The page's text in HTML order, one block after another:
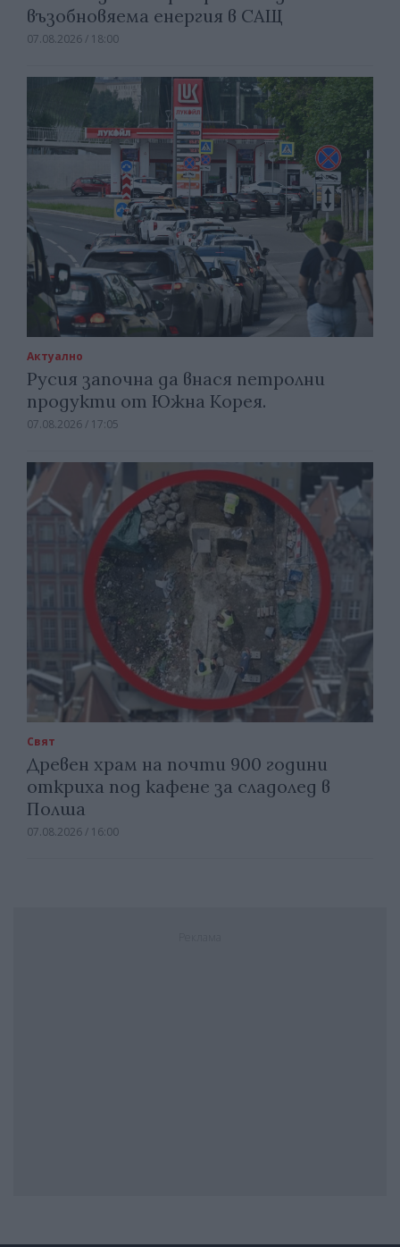
възобновяема енергия в САЩ
07.08.2026 / 18:00
Актуално
Русия започна да внася петролни
продукти от Южна Корея.
07.08.2026 / 17:05
Свят
Древен храм на почти 900 години
откриха под кафене за сладолед в
Полша
07.08.2026 / 16:00